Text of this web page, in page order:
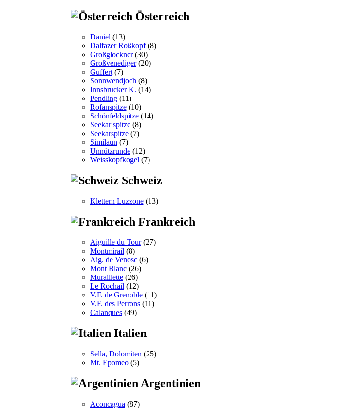
Österreich
Daniel (13)
Dalfazer Roßkopf(8)
Großglockner(30)
Großvenediger(20)
Guffert(7)
Sonnwendjoch (8)
Innsbrucker K. (14)
Pendling(11)
Rofanspitze(10)
Schönfeldspitze(14)
Seekarlspitze(8)
Seekarspitze(7)
Similaun (7)
Unnützrunde(12)
Weisskopfkogel (7)
Schweiz
Klettern Luzzone(13)
Frankreich
Aiguille du Tour(27)
Montmirail(8)
Aig. de Venosc(6)
Mont Blanc(26)
Muraillette(26)
Le Rochail(12)
V.F. de Grenoble(11)
V.F. des Perrons(11)
Calanques(49)
Italien
Sella, Dolomiten (25)
Mt. Epomeo(5)
Argentinien
Aconcagua (87)